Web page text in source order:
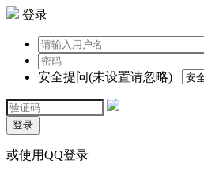
登录
安全提问(未设置请忽略)
登录
或使用QQ登录